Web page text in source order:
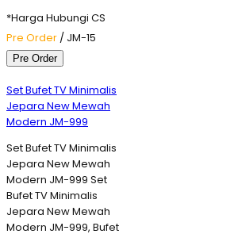
*Harga Hubungi CS
Pre Order / JM-15
Pre Order
Set Bufet TV Minimalis
Jepara New Mewah
Modern JM-999
Set Bufet TV Minimalis
Jepara New Mewah
Modern JM-999 Set
Bufet TV Minimalis
Jepara New Mewah
Modern JM-999, Bufet